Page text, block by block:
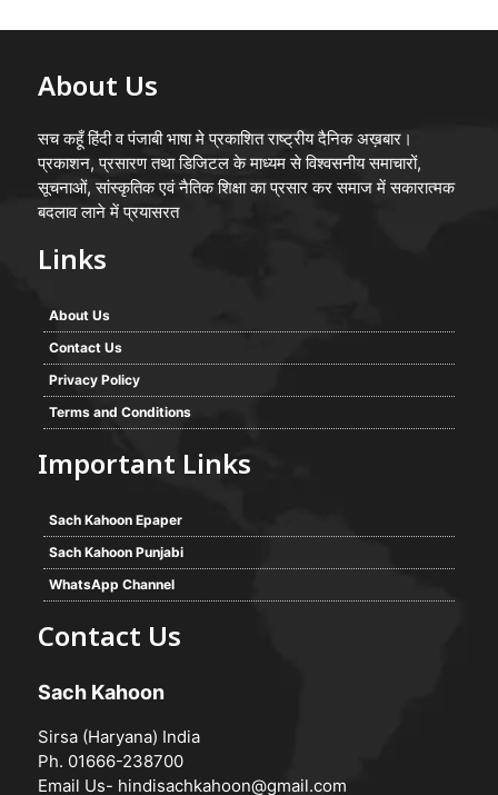
About Us
सच कहूँ हिंदी व पंजाबी भाषा मे प्रकाशित राष्ट्रीय दैनिक अख़बार।
प्रकाशन, प्रसारण तथा डिजिटल के माध्यम से विश्वसनीय समाचारों,
सूचनाओं, सांस्कृतिक एवं नैतिक शिक्षा का प्रसार कर समाज में सकारात्मक
बदलाव लाने में प्रयासरत
Links
About Us
Contact Us
Privacy Policy
Terms and Conditions
Important Links
Sach Kahoon Epaper
Sach Kahoon Punjabi
WhatsApp Channel
Contact Us
Sach Kahoon
Sirsa (Haryana) India
Ph. 01666-238700
Email Us- hindisachkahoon@gmail.com